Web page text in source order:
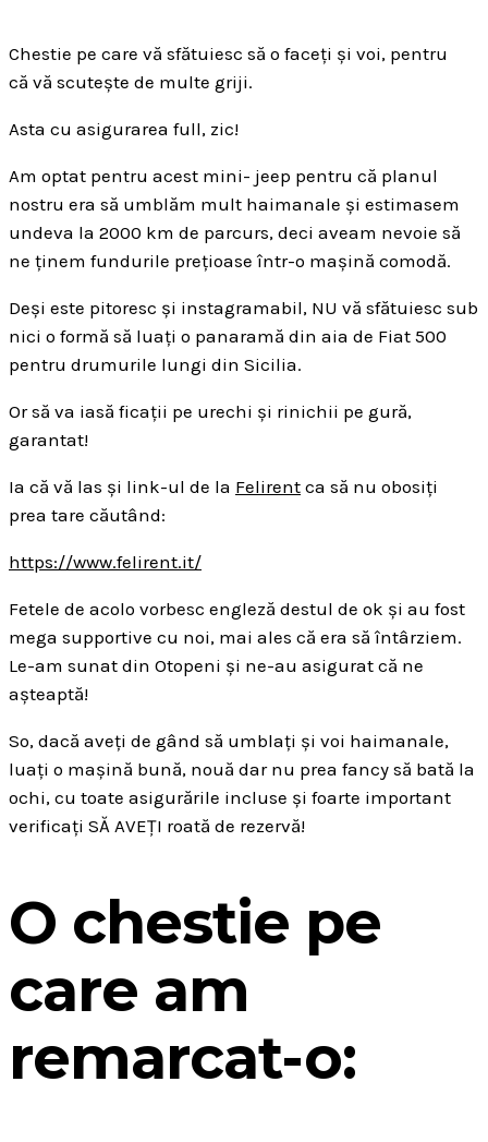
Chestie pe care vă sfătuiesc să o faceți și voi, pentru
că vă scutește de multe griji.
Asta cu asigurarea full, zic!
Am optat pentru acest mini- jeep pentru că planul
nostru era să umblăm mult haimanale și estimasem
undeva la 2000 km de parcurs, deci aveam nevoie să
ne ținem fundurile prețioase într-o mașină comodă.
Deși este pitoresc și instagramabil, NU vă sfătuiesc sub
nici o formă să luați o panaramă din aia de Fiat 500
pentru drumurile lungi din Sicilia.
Or să va iasă ficații pe urechi și rinichii pe gură,
garantat!
Ia că vă las și link-ul de la Felirent ca să nu obosiți
prea tare căutând:
https://www.felirent.it/
Fetele de acolo vorbesc engleză destul de ok și au fost
mega supportive cu noi, mai ales că era să întârziem.
Le-am sunat din Otopeni și ne-au asigurat că ne
așteaptă!
So, dacă aveți de gând să umblați și voi haimanale,
luați o mașină bună, nouă dar nu prea fancy să bată la
ochi, cu toate asigurările incluse și foarte important
verificați SĂ AVEȚI roată de rezervă!
O chestie pe
care am
remarcat-o: